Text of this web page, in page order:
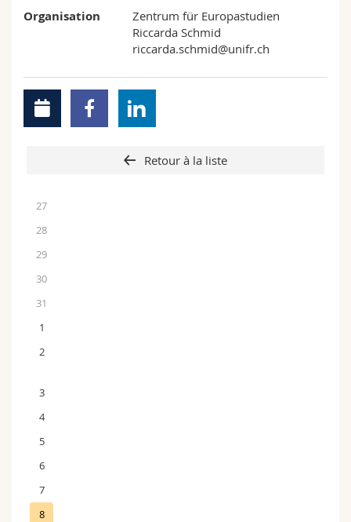
Organisation
Zentrum für Europastudien
Riccarda Schmid
riccarda.schmid@unifr.ch
Retour à la liste
27
28
29
30
31
1
2
3
4
5
6
7
8